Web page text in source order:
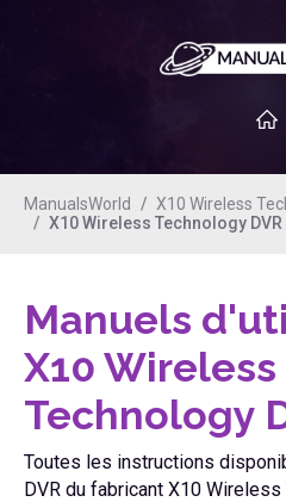
ManualsWorld
X10 Wireless
X10 Wireless Technology DVR
Manuels
X10 Wireless
Technology
Toutes les instructions
DVR du fabricant X10